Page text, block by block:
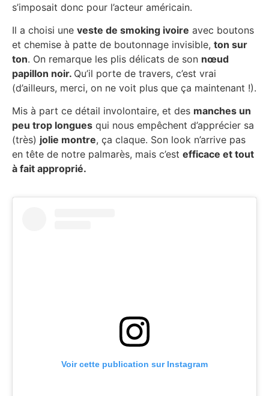
s’imposait donc pour l’acteur américain.
Il a choisi une veste de smoking ivoire avec boutons
et chemise à patte de boutonnage invisible, ton sur
ton. On remarque les plis délicats de son nœud
papillon noir. Qu’il porte de travers, c’est vrai
(d’ailleurs, merci, on ne voit plus que ça maintenant !).
Mis à part ce détail involontaire, et des manches un
peu trop longues qui nous empêchent d’apprécier sa
(très) jolie montre, ça claque. Son look n’arrive pas
en tête de notre palmarès, mais c’est efficace et tout
à fait approprié.
Voir cette publication sur Instagram